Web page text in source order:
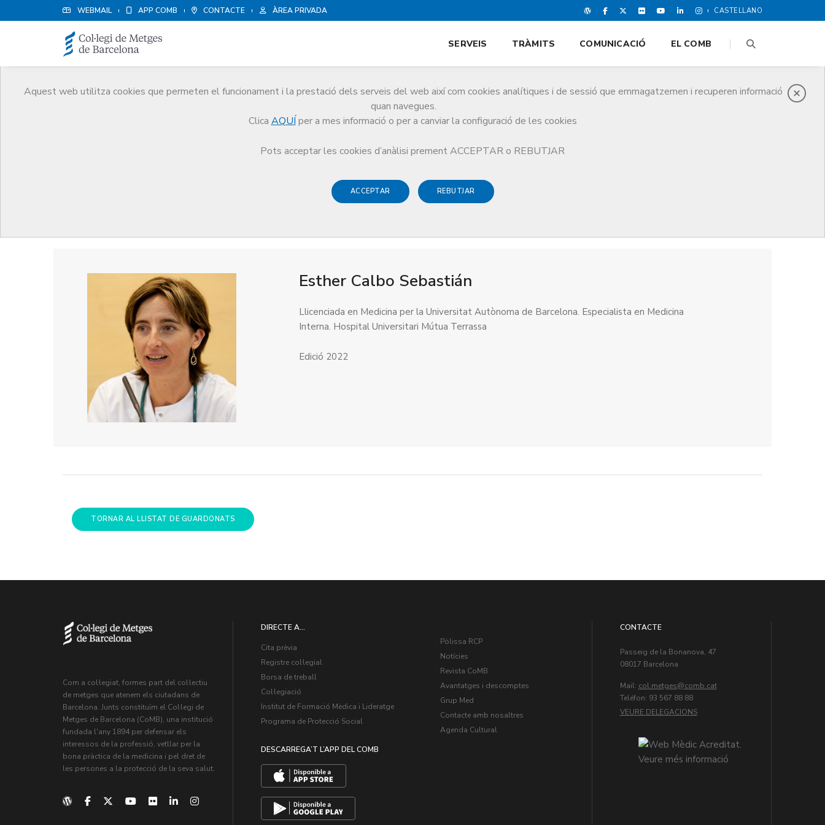
WEBMAIL APP COMB CONTACTE ÀREA PRIVADA CASTELLANO
Aquest web utilitza cookies que permeten el funcionament i la prestació dels serveis del web així com cookies analítiques i de sessió que emmagatzemen i recuperen informació
quan navegues.
Clica AQUÍ per a mes informació o per a canviar la configuració de les cookies
Pots acceptar les cookies d’anàlisi prement ACCEPTAR o REBUTJAR
ACCEPTAR REBUTJAR
SERVEIS TRÀMITS COMUNICACIÓ EL COMB
Guardonat Edició 2022
Esther Calbo Sebastián
Llicenciada en Medicina per la Universitat Autònoma de Barcelona. Especialista en Medicina
Interna. Hospital Universitari Mútua Terrassa
Edició 2022
TORNAR AL LLISTAT DE GUARDONATS
Com a col·legiat, formes part del col·lectiu
de metges que atenem els ciutadans de
Barcelona. Junts constituïm el Col·legi de
Metges de Barcelona (CoMB), una institució
fundada l'any 1894 per defensar els
interessos de la professió, vetllar per la
bona pràctica de la medicina i pel dret de
les persones a la protecció de la seva salut.
DIRECTE A...
Cita prèvia
Registre col·legial
Borsa de treball
Col·legiació
Institut de Formació Mèdica i Lideratge
Programa de Protecció Social
DESCARREGA’T L’APP DEL COMB
Pòlissa RCP
Notícies
Revista CoMB
Avantatges i descomptes
Grup Med
Contacte amb nosaltres
Agenda Cultural
CONTACTE
Passeig de la Bonanova, 47
08017 Barcelona
Mail: col.metges
Teléfon: 93 567 88 88
VEURE DELEGACIONS